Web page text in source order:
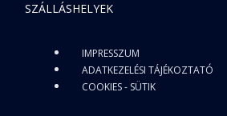
SZÁLLÁSHELYEK
IMPRESSZUM
ADATKEZELÉSI TÁJÉKOZTATÓ
COOKIES - SÜTIK